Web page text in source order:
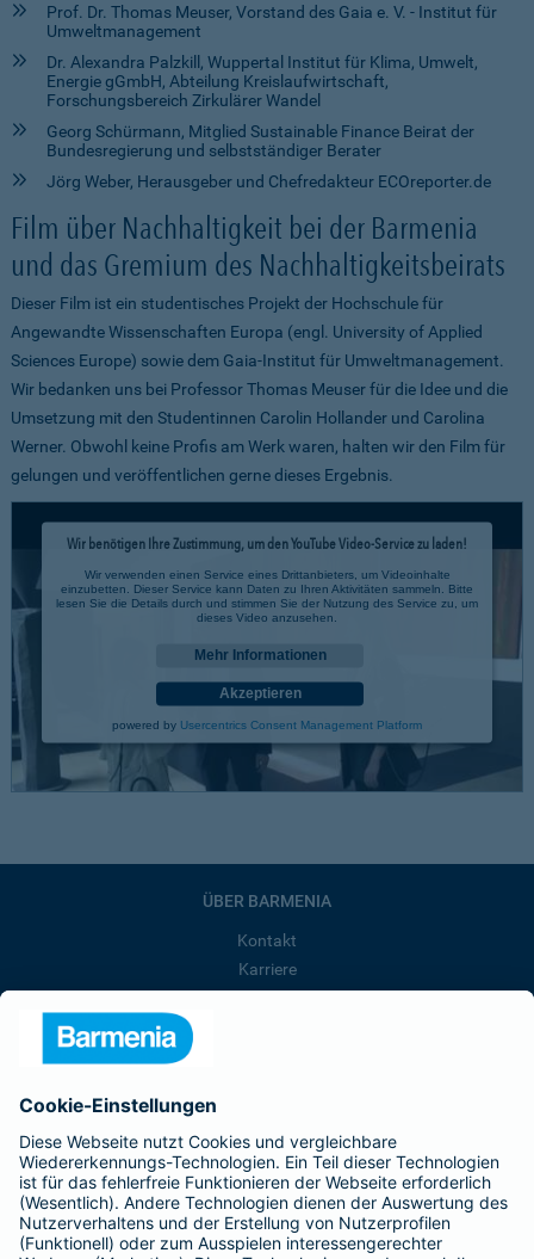
Prof. Dr. Thomas Meuser, Vorstand des Gaia e. V. - Institut für
Umweltmanagement
Dr. Alexandra Palzkill, Wuppertal Institut für Klima, Umwelt,
Energie gGmbH, Abteilung Kreislaufwirtschaft,
Forschungsbereich Zirkulärer Wandel
Georg Schürmann, Mitglied Sustainable Finance Beirat der
Bundesregierung und selbstständiger Berater
Jörg Weber, Herausgeber und Chefredakteur ECOreporter.de
Film über Nachhaltigkeit bei der Barmenia
und das Gremium des Nachhaltigkeitsbeirats
Dieser Film ist ein studentisches Projekt der Hochschule für
Angewandte Wissenschaften Europa (engl. University of Applied
Sciences Europe) sowie dem Gaia-Institut für Umweltmanagement.
Wir bedanken uns bei Professor Thomas Meuser für die Idee und die
Umsetzung mit den Studentinnen Carolin Hollander und Carolina
Werner. Obwohl keine Profis am Werk waren, halten wir den Film für
gelungen und veröffentlichen gerne dieses Ergebnis.
Wir benötigen Ihre Zustimmung, um den YouTube Video-Service zu laden!
Wir verwenden einen Service eines Drittanbieters, um Videoinhalte
einzubetten. Dieser Service kann Daten zu Ihren Aktivitäten sammeln. Bitte
lesen Sie die Details durch und stimmen Sie der Nutzung des Service zu, um
dieses Video anzusehen.
Mehr Informationen
Akzeptieren
powered by Usercentrics Consent Management Platform
ÜBER BARMENIA
Kontakt
Karriere
Barmenia ist Teil der BarmeniaGothaer
BELIEBTE SEITEN
Kranken-Zusatzversicherung
Tierversicherungen